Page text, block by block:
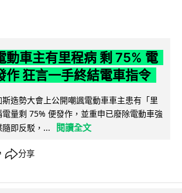
動車主有里程病 剩 75% 電
作 狂言一手終結電車指令
造勢大會上公開嘲諷電動車車主患有「里
量剩 75% 便發作，並重申已廢除電動車強
即反駁，...
閱讀全文
分享